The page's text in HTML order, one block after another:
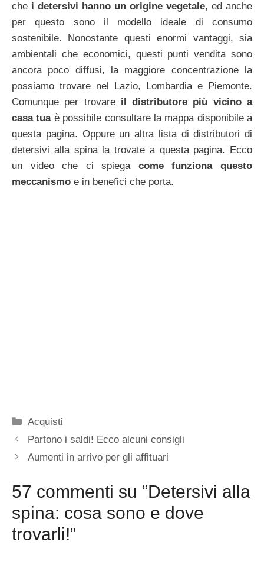
che i detersivi hanno un origine vegetale, ed anche
per questo sono il modello ideale di consumo
sostenibile. Nonostante questi enormi vantaggi, sia
ambientali che economici, questi punti vendita sono
ancora poco diffusi, la maggiore concentrazione la
possiamo trovare nel Lazio, Lombardia e Piemonte.
Comunque per trovare il distributore più vicino a
casa tuaè possibile consultare la mappa disponibile a
questa pagina. Oppure un altra lista di distributori di
detersivi alla spina la trovate a questa pagina. Ecco
un video che ci spiega come funziona questo
meccanismo e in benefici che porta.
Categorie
Acquisti
Partono i saldi! Ecco alcuni consigli
Aumenti in arrivo per gli affituari
57 commenti su “Detersivi alla
spina: cosa sono e dove
trovarli!”